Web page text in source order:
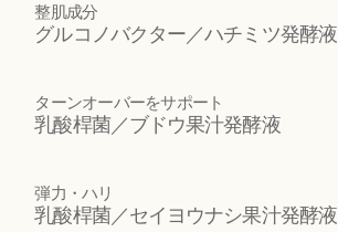
整肌成分
グルコノバクター／ハチミツ発酵液
ターンオーバーをサポート
乳酸桿菌／ブドウ果汁発酵液
弾力・ハリ
乳酸桿菌／セイヨウナシ果汁発酵液